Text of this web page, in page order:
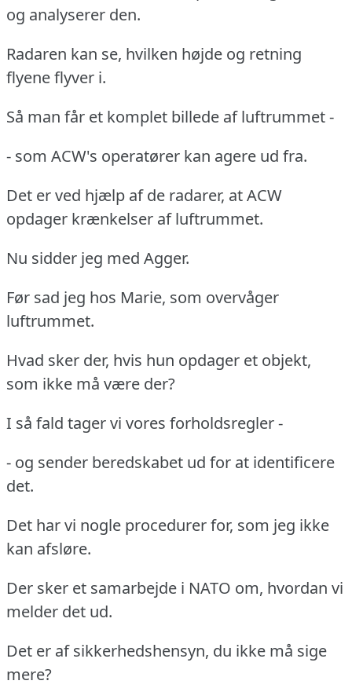
og analyserer den.
Radaren kan se, hvilken højde og retning
flyene flyver i.
Så man får et komplet billede af luftrummet -
- som ACW's operatører kan agere ud fra.
Det er ved hjælp af de radarer, at ACW
opdager krænkelser af luftrummet.
Nu sidder jeg med Agger.
Før sad jeg hos Marie, som overvåger
luftrummet.
Hvad sker der, hvis hun opdager et objekt,
som ikke må være der?
I så fald tager vi vores forholdsregler -
- og sender beredskabet ud for at identificere
det.
Det har vi nogle procedurer for, som jeg ikke
kan afsløre.
Der sker et samarbejde i NATO om, hvordan vi
melder det ud.
Det er af sikkerhedshensyn, du ikke må sige
mere?